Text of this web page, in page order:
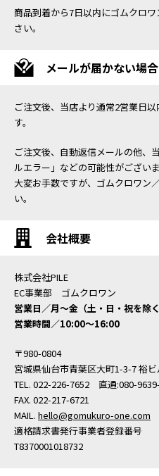
商品到着から7日以内にゴムクロ
さい。
メールが届かない場合
ご注文後、当店より通常2営業日
す。
ご注文後、自動返信メールの他、
ルエラー」などの可能性がございま
大変お手数ですが、ゴムクロワン
い。
会社概要
株式会社PILE
EC事業部 ゴムクロワン
営業日／月〜金（土・日・祝を除く
営業時間／10:00〜16:00
〒980-0804
宮城県仙台市青葉区大町1-3-7 裕ビ
TEL. 022-226-7652 直通:080-
FAX. 022-217-6721
MAIL. hello@gomukuro-one.com
適格請求書発行事業者登録番号
T8370001018732